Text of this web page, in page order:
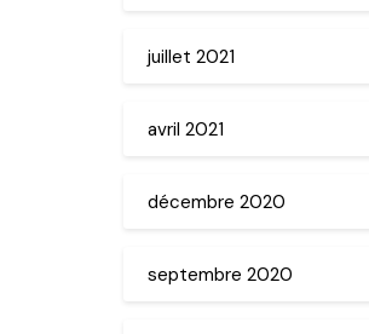
juillet 2021
avril 2021
décembre 2020
septembre 2020